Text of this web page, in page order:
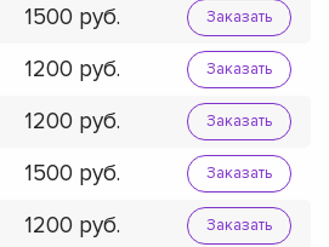
1500 Заказать
1200 Заказать
1200 Заказать
1500 Заказать
1200 Заказать